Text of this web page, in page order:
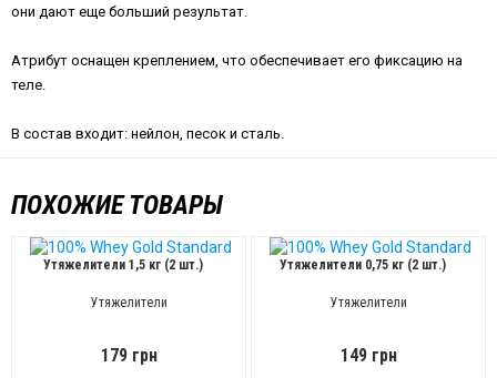
они дают еще больший результат.
Атрибут оснащен креплением, что обеспечивает его фиксацию на
теле.
В состав входит: нейлон, песок и сталь.
ПОХОЖИЕ ТОВАРЫ
Утяжелители 1,5 кг (2 шт.)
Утяжелители
179 грн
Утяжелители 0,75 кг (2 шт.)
Утяжелители
149 грн